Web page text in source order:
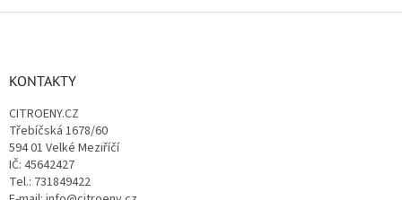
KONTAKTY
CITROENY.CZ
Třebíčská 1678/60
594 01 Velké Meziříčí
IČ: 45642427
Tel.: 731849422